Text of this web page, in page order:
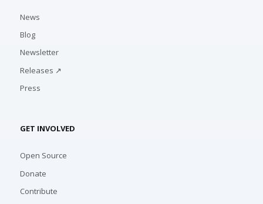
News
Blog
Newsletter
Releases ↗
Press
GET INVOLVED
Open Source
Donate
Contribute